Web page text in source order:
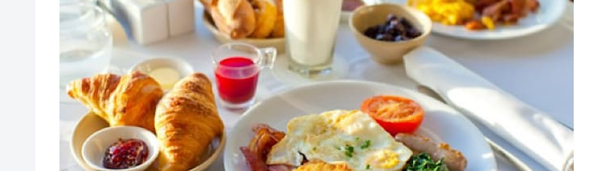
ハミルトンの腕時計は恥ずかしい？年齢層&愛用芸能人！何歳までOK？
メルカリの手紙は気持ち悪い・いらない？嬉しいお礼の例文は？
ココス朝食バイキングはひどい＆まずいの？口コミまとめ
ココス朝食バイキングの料金は？
値段が値上げしたって本当？
クーポンや割引はある？
ココス朝食バイキングの時間は何時まで？
ココス朝食バイキングの時間制限は？
ココス朝食バイキングの実施店舗は？